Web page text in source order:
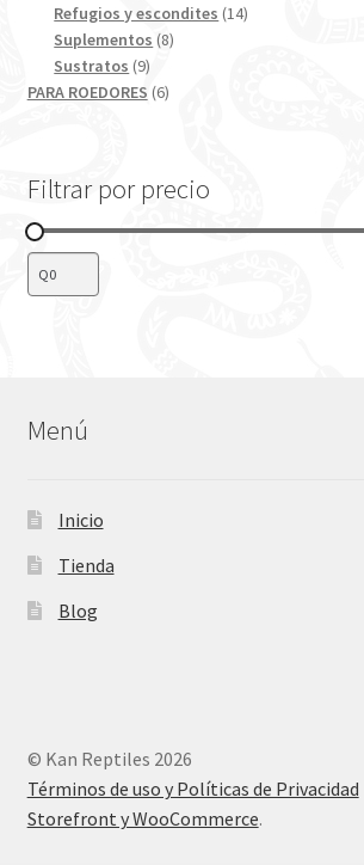
productos
Refugios y escondites 1414
Suplementos 88
Sustratos 99
productos
PARA ROEDORES 66
Filtrar por precio
Menú
Inicio
Tienda
Blog
© Kan Reptiles 2026
Términos de uso y Políticas de Privacidad
Storefront y WooCommerce.